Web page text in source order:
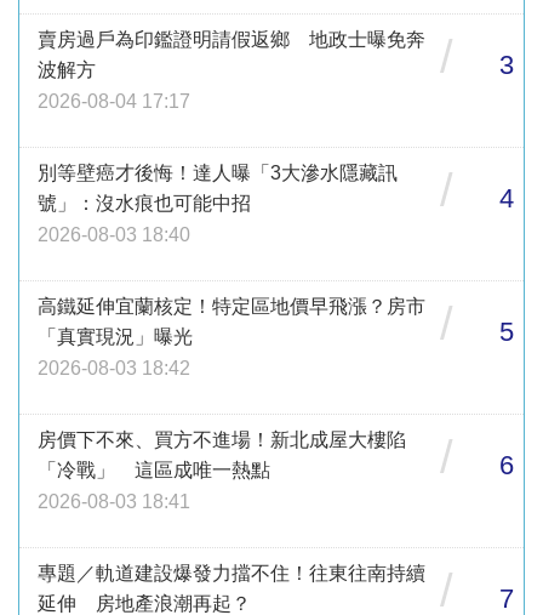
賣房過戶為印鑑證明請假返鄉 地政士曝免奔
波解方
2026-08-04 17:17
/ 3
別等壁癌才後悔！達人曝「3大滲水隱藏訊
號」：沒水痕也可能中招
2026-08-03 18:40
/ 4
高鐵延伸宜蘭核定！特定區地價早飛漲？房市
「真實現況」曝光
2026-08-03 18:42
/ 5
房價下不來、買方不進場！新北成屋大樓陷
「冷戰」 這區成唯一熱點
2026-08-03 18:41
/ 6
專題／軌道建設爆發力擋不住！往東往南持續
延伸 房地產浪潮再起？
/ 7